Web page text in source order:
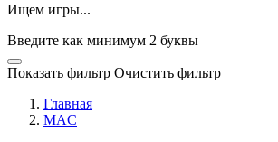
Ищем игры...
Введите как минимум 2 буквы
Показать фильтр Очистить фильтр
Главная
MAC